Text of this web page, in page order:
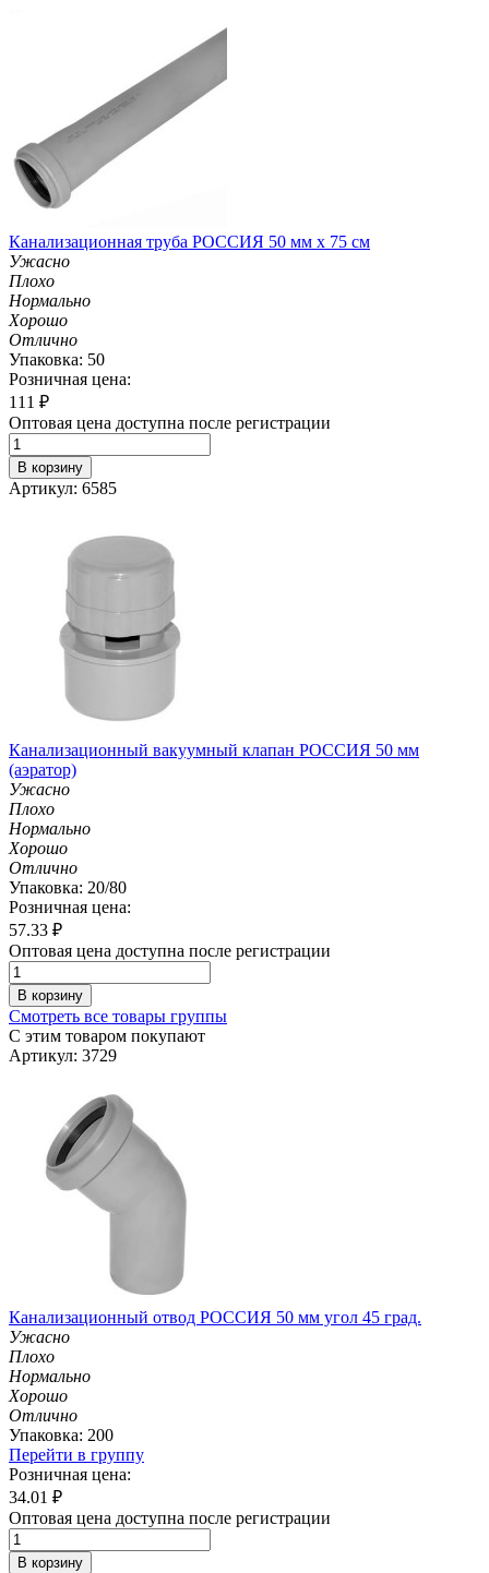
Канализационная труба РОССИЯ 50 мм х 75 см
Ужасно
Плохо
Нормально
Хорошо
Отлично
Упаковка: 50
Розничная цена:
111 ₽
Оптовая цена доступна после регистрации
В корзину
Артикул: 6585
Канализационный вакуумный клапан РОССИЯ 50 мм
(аэратор)
Ужасно
Плохо
Нормально
Хорошо
Отлично
Упаковка: 20/80
Розничная цена:
57.33 ₽
Оптовая цена доступна после регистрации
В корзину
Смотреть все товары группы
С этим товаром покупают
Артикул: 3729
Канализационный отвод РОССИЯ 50 мм угол 45 град.
Ужасно
Плохо
Нормально
Хорошо
Отлично
Упаковка: 200
Перейти в группу
Розничная цена:
34.01 ₽
Оптовая цена доступна после регистрации
В корзину